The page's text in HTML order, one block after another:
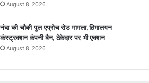
August 8, 2026
नंदा की चौकी पुल एप्रोच रोड मामला, हिमालयन
कंस्ट्रक्शन कंपनी बैन, ठेकेदार पर भी एक्शन
August 8, 2026